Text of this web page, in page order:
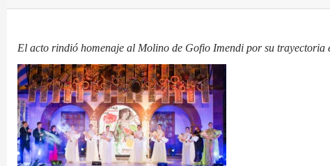
El acto rindió homenaje al Molino de Gofio Imendi por su trayectoria